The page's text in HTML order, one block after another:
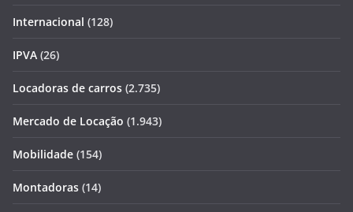
Internacional (128)
IPVA (26)
Locadoras de carros (2.735)
Mercado de Locação (1.943)
Mobilidade (154)
Montadoras (14)